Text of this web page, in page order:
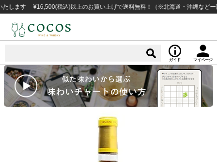
す ¥16,500(税込)以上のお買い上げで送料無料！（※北海道・沖縄など一部例
ガイド マイページ